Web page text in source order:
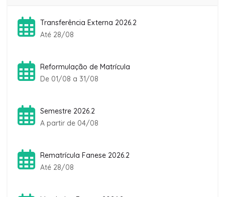
Transferência Externa 2026.2
Até 28/08
Reformulação de Matrícula
De 01/08 a 31/08
Semestre 2026.2
A partir de 04/08
Rematrícula Fanese 2026.2
Até 28/08